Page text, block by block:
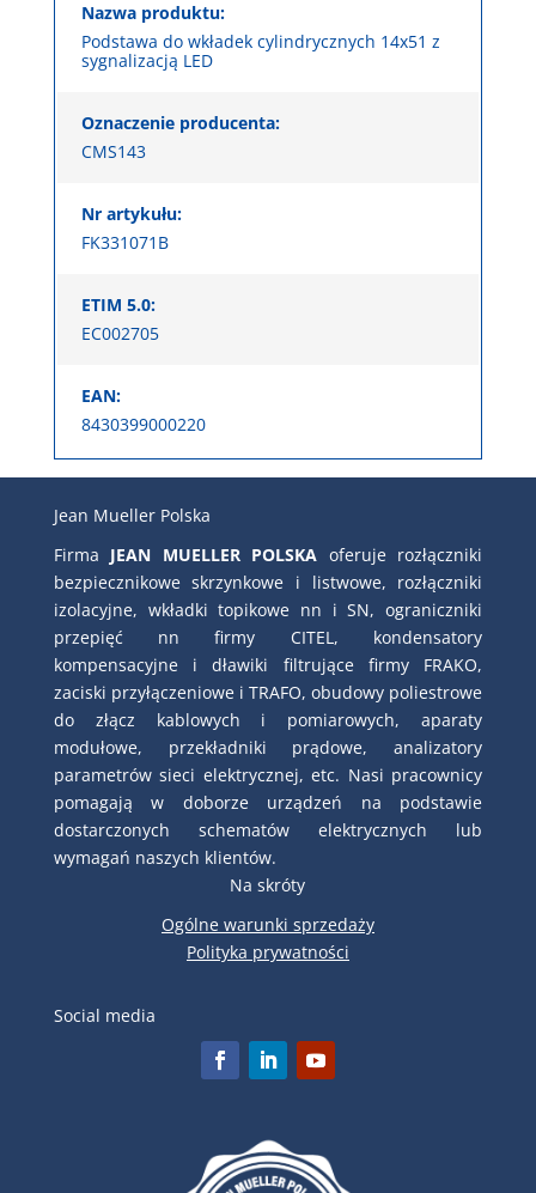
Nazwa produktu:
Podstawa do wkładek cylindrycznych 14x51 z
sygnalizacją LED
Oznaczenie producenta:
CMS143
Nr artykułu:
FK331071B
ETIM 5.0:
EC002705
EAN:
8430399000220
Jean Mueller Polska
Firma JEAN MUELLER POLSKA oferuje rozłączniki
bezpiecznikowe skrzynkowe i listwowe, rozłączniki
izolacyjne, wkładki topikowe nn i SN, ograniczniki
przepięć nn firmy CITEL, kondensatory
kompensacyjne i dławiki filtrujące firmy FRAKO,
zaciski przyłączeniowe i TRAFO, obudowy poliestrowe
do złącz kablowych i pomiarowych, aparaty
modułowe, przekładniki prądowe, analizatory
parametrów sieci elektrycznej, etc. Nasi pracownicy
pomagają w doborze urządzeń na podstawie
dostarczonych schematów elektrycznych lub
wymagań naszych klientów.
Na skróty
Ogólne warunki sprzedaży
Polityka prywatności
Social media